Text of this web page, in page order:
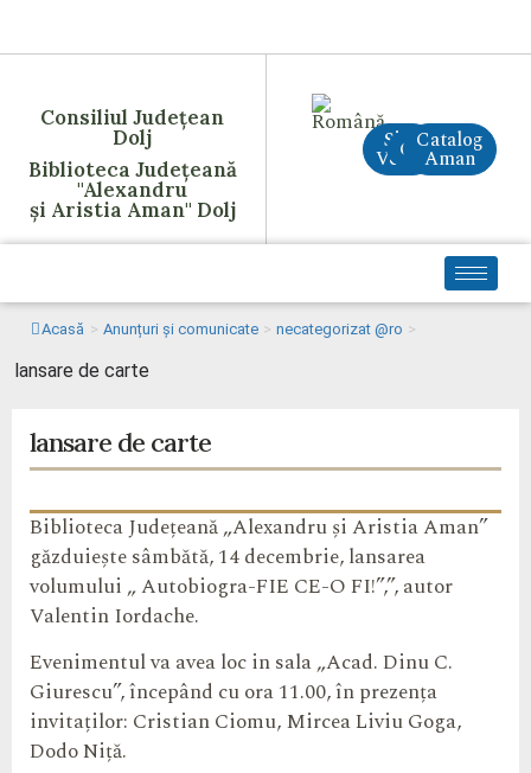
Consiliul Județean
Dolj
Biblioteca Județeană
"Alexandru
și Aristia Aman" Dolj
Site
VechiCreAI
Catalog
Aman
Acasă > Anunțuri și comunicate > necategorizat @ro >
lansare de carte
lansare de carte
Biblioteca Județeană „Alexandru și Aristia Aman”
găzduiește sâmbătă, 14 decembrie, lansarea
volumului „ Autobiogra-FIE CE-O FI!”,”, autor
Valentin Iordache.
Evenimentul va avea loc in sala „Acad. Dinu C.
Giurescu”, începând cu ora 11.00, în prezența
invitaților: Cristian Ciomu, Mircea Liviu Goga,
Dodo Niță.